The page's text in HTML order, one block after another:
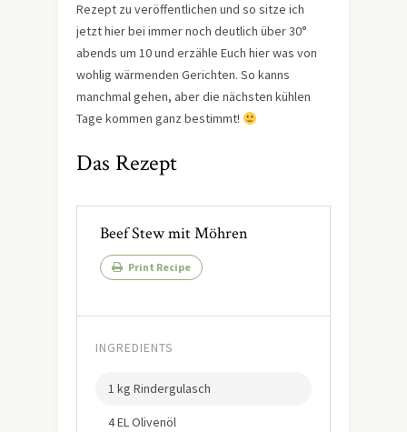
Rezept zu veröffentlichen und so sitze ich
jetzt hier bei immer noch deutlich über 30°
abends um 10 und erzähle Euch hier was von
wohlig wärmenden Gerichten. So kanns
manchmal gehen, aber die nächsten kühlen
Tage kommen ganz bestimmt!
Das Rezept
Beef Stew mit Möhren
Print Recipe
INGREDIENTS
1 kg Rindergulasch
4 EL Olivenöl